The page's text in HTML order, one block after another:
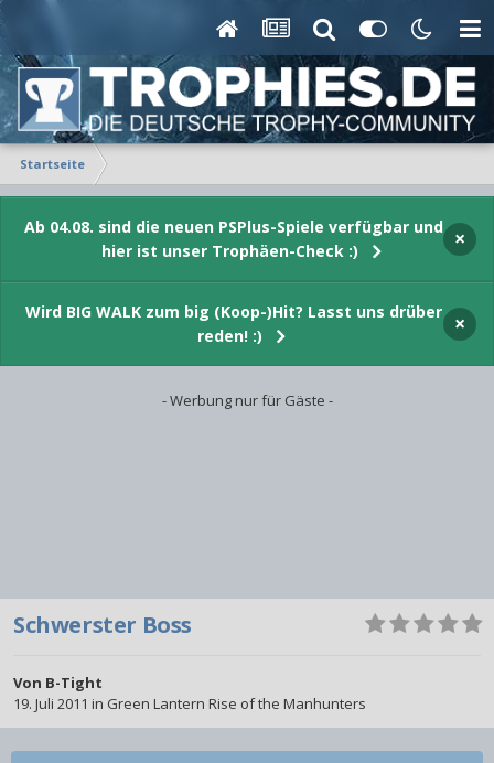
Startseite
Ab 04.08. sind die neuen PSPlus-Spiele verfügbar und
hier ist unser Trophäen-Check :)
×
Wird BIG WALK zum big (Koop-)Hit? Lasst uns drüber
reden! :)
×
- Werbung nur für Gäste -
Schwerster Boss
Von B-Tight
19. Juli 2011 in Green Lantern Rise of the Manhunters